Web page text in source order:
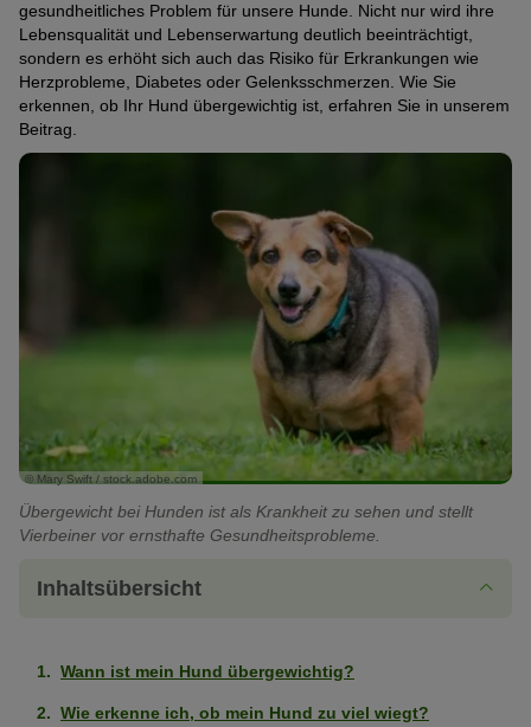
gesundheitliches Problem für unsere Hunde. Nicht nur wird ihre
Lebensqualität und Lebenserwartung deutlich beeinträchtigt,
sondern es erhöht sich auch das Risiko für Erkrankungen wie
Herzprobleme, Diabetes oder Gelenksschmerzen. Wie Sie
erkennen, ob Ihr Hund übergewichtig ist, erfahren Sie in unserem
Beitrag.
© Mary Swift / stock.adobe.com
Übergewicht bei Hunden ist als Krankheit zu sehen und stellt
Vierbeiner vor ernsthafte Gesundheitsprobleme.
Inhaltsübersicht
Wann ist mein Hund übergewichtig?
Wie erkenne ich, ob mein Hund zu viel wiegt?